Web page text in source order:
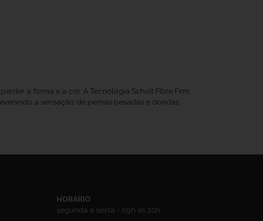
a forma e a cor. A Tecnologia Scholl Fibre Firm
a sensação de pernas pesadas e doridas.
HORÁRIO
segunda a sexta - 09h às 20h